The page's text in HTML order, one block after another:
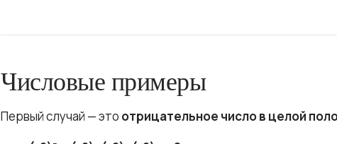
Числовые примеры
Первый случай — это отрицательное число в целой